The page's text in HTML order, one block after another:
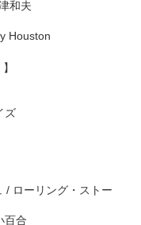
和夫
ズ
/ ローリング・ストー
百合